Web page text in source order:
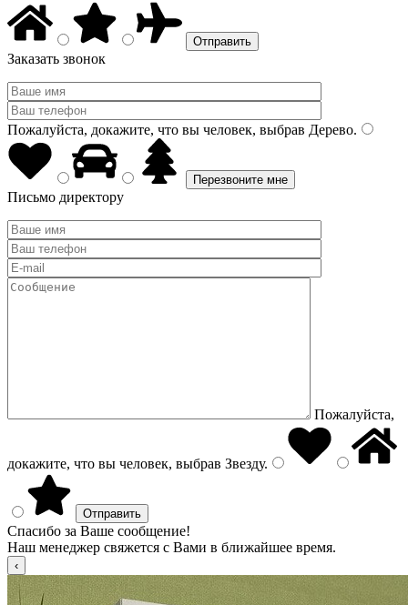
Заказать звонок
Пожалуйста, докажите, что вы человек, выбрав Дерево.
Письмо директору
Пожалуйста,
докажите, что вы человек, выбрав Звезду.
Спасибо за Ваше сообщение!
Наш менеджер свяжется с Вами в ближайшее время.